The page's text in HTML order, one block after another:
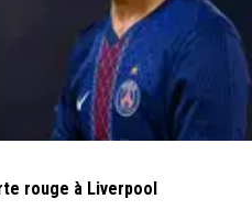
rouge à Liverpool